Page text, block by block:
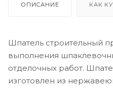
ОПИСАНИЕ КАК
Шпатель строительный
выполнения
отделочных работ.
изготовлен из